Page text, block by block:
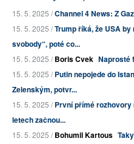
15. 5. 2025 /Channel 4 News: Z
15. 5. 2025 /Trump říká, že USA
svobody“, poté co...
15. 5. 2025 /Boris Cvek Naprosté
15. 5. 2025 /Putin nepojede do
Zelenským, potvr...
15. 5. 2025 /První přímé
letech začnou...
15. 5. 2025 /Bohumil Kartous